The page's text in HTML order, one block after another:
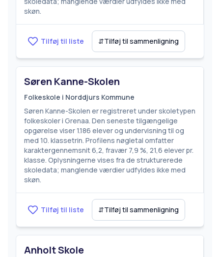
skøn.
Tilføj til liste ⇵Tilføj til sammenligning
Søren Kanne-Skolen
Folkeskole i Norddjurs Kommune
Søren Kanne-Skolen er registreret under skoletypen
folkeskoler i Grenaa. Den seneste tilgængelige
opgørelse viser 1.186 elever og undervisning til og
med 10. klassetrin. Profilens nøgletal omfatter
karaktergennemsnit 6,2, fravær 7,9 %, 21,6 elever pr.
klasse. Oplysningerne vises fra de strukturerede
skoledata; manglende værdier udfyldes ikke med
skøn.
Tilføj til liste ⇵Tilføj til sammenligning
Anholt Skole